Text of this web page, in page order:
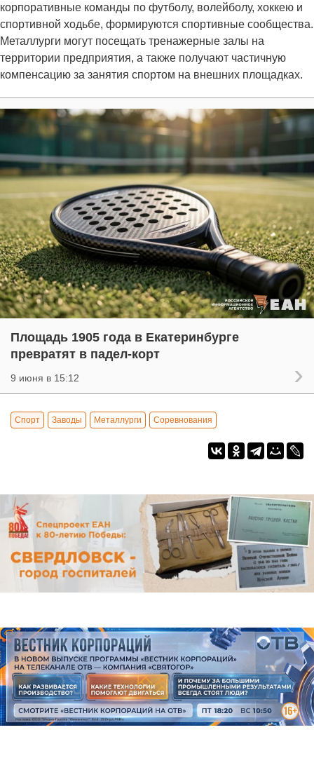
корпоративные команды по футболу, волейболу, хоккею и
спортивной ходьбе, формируются спортивные сообщества.
Металлурги могут посещать тренажерные залы на
территории предприятия, а также получают частичную
компенсацию за занятия спортом на внешних площадках.
Площадь 1905 года в Екатеринбурге
превратят в падел-корт
9 июня в 15:12
Спорт Заводы Металлурги Соревнования